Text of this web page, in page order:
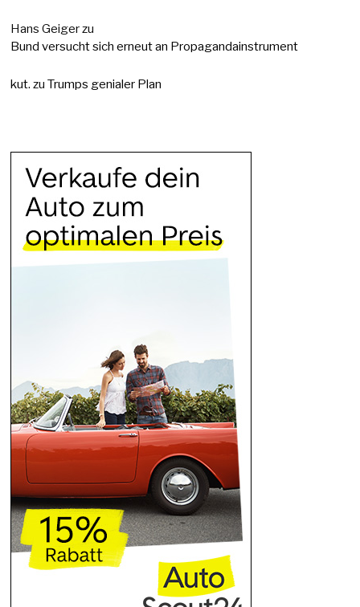
Hans Geigerzu
Bund versucht sich erneut an Propagandainstrument
kut. zuTrumps genialer Plan